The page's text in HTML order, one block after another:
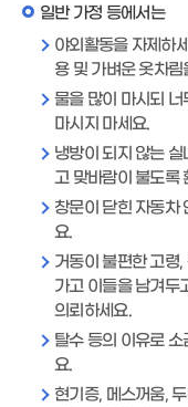
일반 가정 등에서는
야외활동을 자제하
용 및 가벼운 옷차
물을 많이 마시되
마시지 마세요.
냉방이 되지 않는
고 맞바람이 불도록
창문이 닫힌 자동차
요.
거동이 불편한 고령
가고 이들을 남겨두
의뢰하세요.
탈수 등의 이유로
요.
현기증, 메스꺼움,